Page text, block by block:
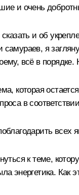
и очень
и об
я
всё в порядке.
которая
в
всех
к теме,
энергетика.